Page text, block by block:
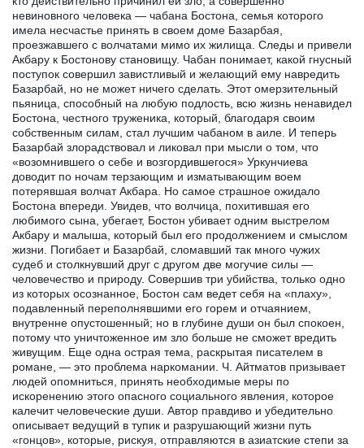
невиновного человека — чабана Бостона, семья которого
имела несчастье принять в своем доме Базарбая,
проезжавшего с волчатами мимо их жилища. Следы и привели
Акбару к Бостонову становищу. Чабан понимает, какой гнусный
поступок совершил завистливый и желающий ему навредить
Базарбай, но не может ничего сделать. Этот омерзительный
пьяница, способный на любую подлость, всю жизнь ненавидел
Бостона, честного труженика, который, благодаря своим
собственным силам, стал лучшим чабаном в аиле. И теперь
Базарбай злорадствовал и ликовал при мысли о том, что
«возомнившего о себе и возгордившегося» Уркунчиева
доводит по ночам терзающим и изматывающим воем
потерявшая волчат Акбара. Но самое страшное ожидало
Бостона впереди. Увидев, что волчица, похитившая его
любимого сына, убегает, Бостон убивает одним выстрелом
Акбару и малыша, который был его продолжением и смыслом
жизни. Погибает и Базарбай, сломавший так много чужих
судеб и столкнувший друг с другом две могучие силы —
человечество и природу. Совершив три убийства, только одно
из которых осознанное, Бостон сам ведет себя на «плаху»,
подавленный переполнявшими его горем и отчаянием,
внутренне опустошенный; но в глубине души он был спокоен,
потому что уничтоженное им зло больше не сможет вредить
живущим. Еще одна острая тема, раскрытая писателем в
романе, — это проблема наркомании. Ч. Айтматов призывает
людей опомниться, принять необходимые меры по
искоренению этого опасного социального явления, которое
калечит человеческие души. Автор правдиво и убедительно
описывает ведущий в тупик и разрушающий жизни путь
«гонцов», которые, рискуя, отправляются в азиатские степи за